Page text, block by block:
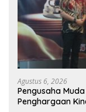
Agustus 6, 2026
Pengusaha
Penghargaan